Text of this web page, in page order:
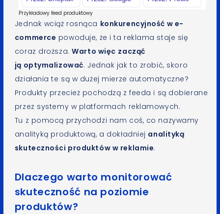
Przykładowy feed produktowy
Jednak wciąż rosnąca konkurencyjność w e-
commerce powoduje, że i ta reklama staje się
coraz droższa.Warto więc zacząć
ją optymalizować. Jednak jak to zrobić, skoro
działania te są w dużej mierze automatyczne?
Produkty przecież pochodzą z feeda i są dobierane
przez systemy w platformach reklamowych.
Tu z pomocą przychodzi nam coś, co nazywamy
analityką produktową, a dokładniej analityką
skuteczności produktów w reklamie.
Dlaczego warto monitorować
skuteczność na poziomie
produktów?